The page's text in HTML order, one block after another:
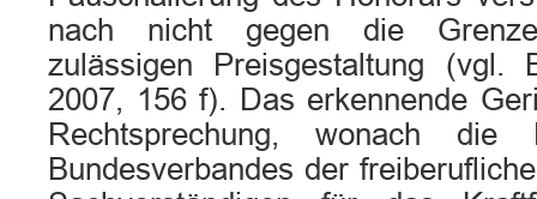
nach nicht gegen die
zulässigen Preisgestaltung (vgl.
2007, 156 f). Das erkennende
Rechtsprechung, wonach die
Bundesverbandes der